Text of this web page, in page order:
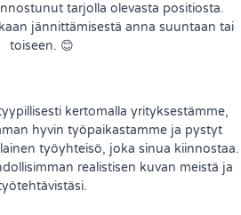
tarjolla olevasta positiosta.
jännittämisestä anna suuntaan tai
toiseen. 😊
kertomalla yrityksestämme,
hyvin työpaikastamme ja pystyt
työyhteisö, joka sinua kiinnostaa.
realistisen kuvan meistä ja